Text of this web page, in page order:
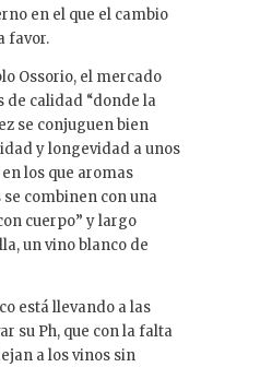
en el que el cambio
favor.
Ossorio, el mercado
de calidad “donde la
se conjuguen bien
y longevidad a unos
los que aromas
combinen con una
cuerpo” y largo
un vino blanco de
está llevando a las
su Ph, que con la falta
a los vinos sin